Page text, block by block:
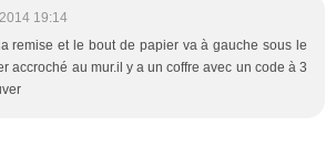
19:14
remise et le bout de papier va à gauche sous le
accroché au mur.il y a un coffre avec un code à 3